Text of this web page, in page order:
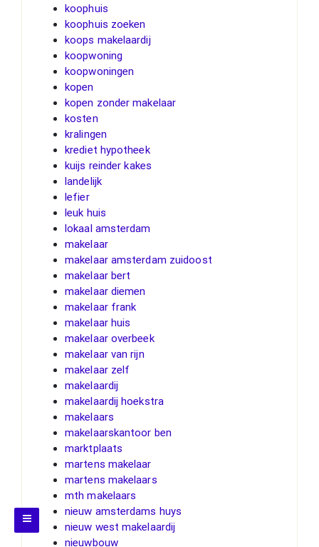
koophuis
koophuis zoeken
koops makelaardij
koopwoning
koopwoningen
kopen
kopen zonder makelaar
kosten
kralingen
krediet hypotheek
kuijs reinder kakes
landelijk
lefier
leuk huis
lokaal amsterdam
makelaar
makelaar amsterdam zuidoost
makelaar bert
makelaar diemen
makelaar frank
makelaar huis
makelaar overbeek
makelaar van rijn
makelaar zelf
makelaardij
makelaardij hoekstra
makelaars
makelaarskantoor ben
marktplaats
martens makelaar
martens makelaars
mth makelaars
nieuw amsterdams huys
nieuw west makelaardij
nieuwbouw